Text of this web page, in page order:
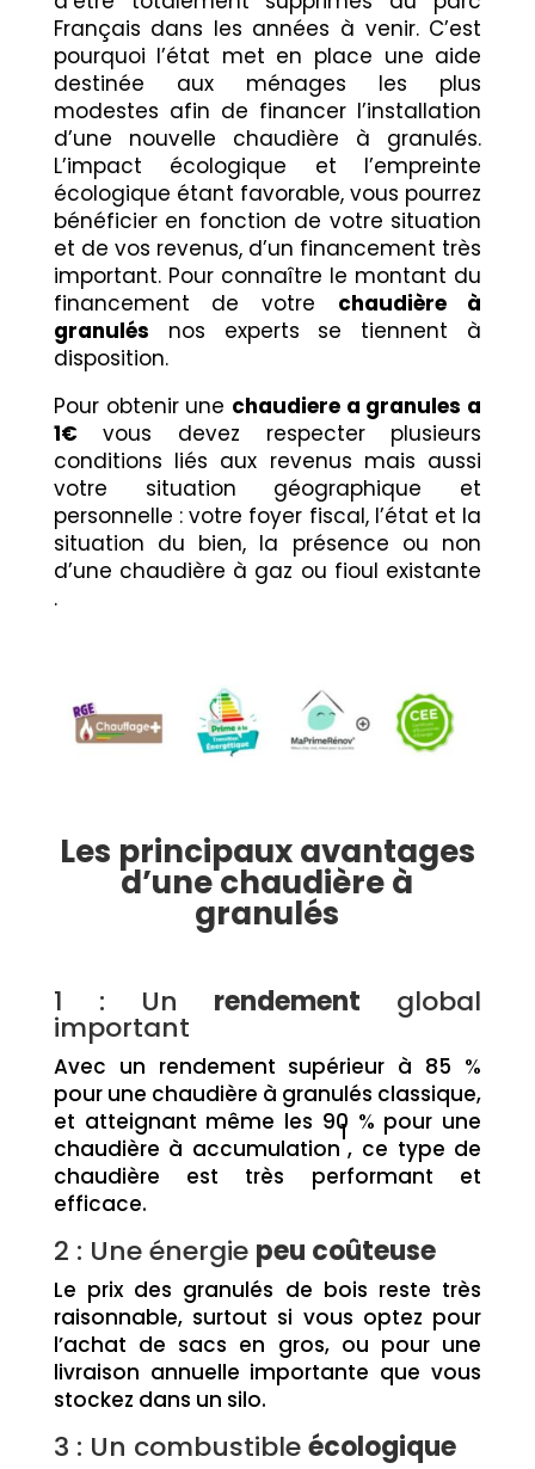
Français dans les années à venir. C’est
pourquoi l’état met en place une aide
destinée aux ménages les plus
modestes afin de financer l’installation
d’une nouvelle chaudière à granulés.
L’impact écologique et l’empreinte
écologique étant favorable, vous pourrez
bénéficier en fonction de votre situation
et de vos revenus, d’un financement très
important. Pour connaître le montant du
financement de votre chaudière à
granulés nos experts se tiennent à
disposition.
Pour obtenir une chaudiere a granules a
1€ vous devez respecter plusieurs
conditions liés aux revenus mais aussi
votre situation géographique et
personnelle : votre foyer fiscal, l’état et la
situation du bien, la présence ou non
d’une chaudière à gaz ou fioul existante
.
Les principaux avantages
d’une chaudière à
granulés
1 : Un rendement global
important
Avec un rendement supérieur à 85 %
pour une chaudière à granulés classique,
et atteignant même les 90 % pour une
chaudière à accumulation
1
, ce type de
chaudière est très performant et
efficace.
2 : Une énergie peu coûteuse
Le prix des granulés de bois reste très
raisonnable, surtout si vous optez pour
l’achat de sacs en gros, ou pour une
livraison annuelle importante que vous
stockez dans un silo.
3 : Un combustibleécologique